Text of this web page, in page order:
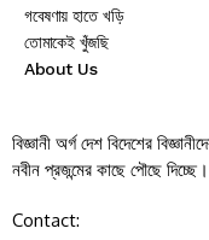
গবেষণায় হাতে খড়ি
তোমাকেই খুঁজছি
About Us
বিজ্ঞানী অর্গ দেশ বিদেশের
নবীন প্রজন্মের কাছে পৌছে দিচ্ছে।
Contact: